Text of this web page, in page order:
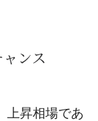
ンス
上昇相場であ